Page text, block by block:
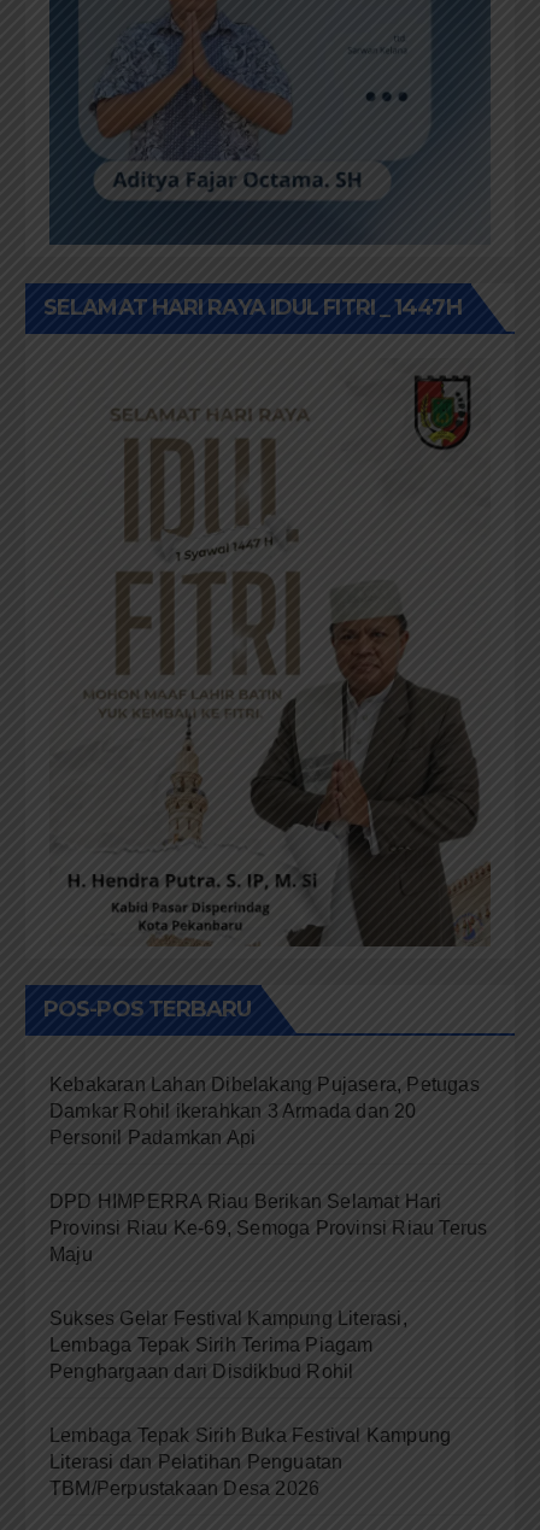
SELAMAT HARI RAYA IDUL FITRI _ 1447H
POS-POS TERBARU
Kebakaran Lahan Dibelakang Pujasera, Petugas
Damkar Rohil ikerahkan 3 Armada dan 20
Personil Padamkan Api
DPD HIMPERRA Riau Berikan Selamat Hari
Provinsi Riau Ke-69, Semoga Provinsi Riau Terus
Maju
Sukses Gelar Festival Kampung Literasi,
Lembaga Tepak Sirih Terima Piagam
Penghargaan dari Disdikbud Rohil
Lembaga Tepak Sirih Buka Festival Kampung
Literasi dan Pelatihan Penguatan
TBM/Perpustakaan Desa 2026